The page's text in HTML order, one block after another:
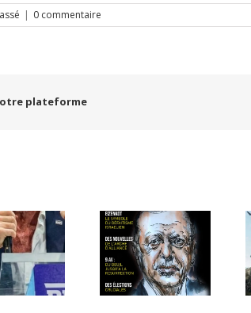
| 0 commentaire
plateforme
L’EDITORIAL
d’ANDRE
DARMON AOUT
2026
à Eizenkot: «
Vous êtes le
premier des
premiers à être
responsable du
7 octobre et